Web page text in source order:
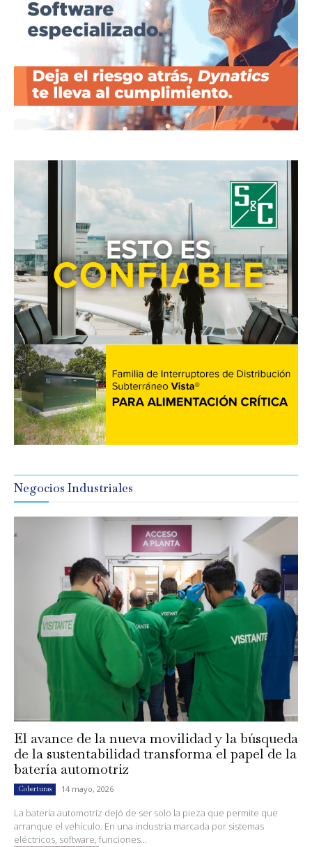
Negocios Industriales
El avance de la nueva movilidad y la búsqueda
de la sustentabilidad transforma el papel de la
batería automotriz
Coberturas 14 mayo, 2026
La batería automotriz dejó de ser solo la pieza que permite que
arranque el vehículo. En una industria marcada por sistemas
eléctricos, software, funciones...